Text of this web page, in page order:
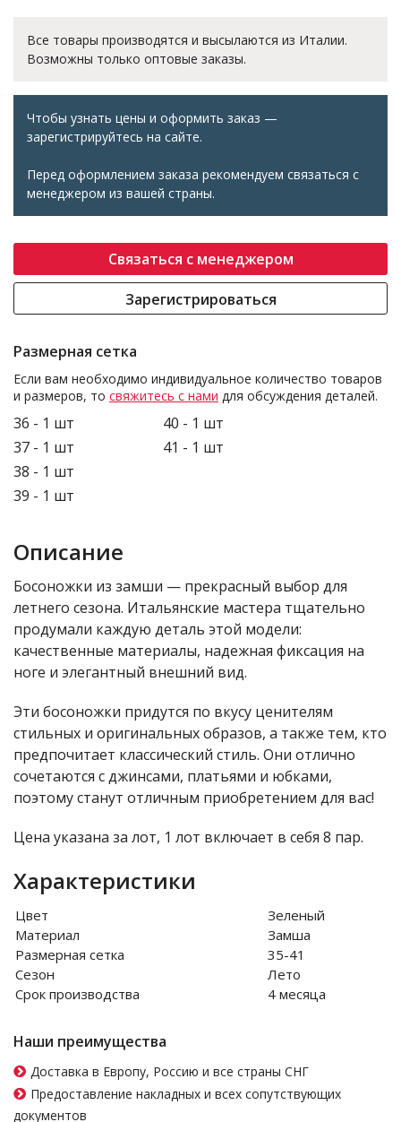
Все товары производятся и высылаются из Италии.
Возможны только оптовые заказы.
Чтобы узнать цены и оформить заказ —
зарегистрируйтесь на сайте.
Перед оформлением заказа рекомендуем связаться с
менеджером из вашей страны.
Связаться с менеджером
Зарегистрироваться
Размерная сетка
Если вам необходимо индивидуальное количество товаров
и размеров, то свяжитесь с нами для обсуждения деталей.
36 - 1 шт
37 - 1 шт
38 - 1 шт
39 - 1 шт
40 - 1 шт
41 - 1 шт
Описание
Босоножки из замши — прекрасный выбор для
летнего сезона. Итальянские мастера тщательно
продумали каждую деталь этой модели:
качественные материалы, надежная фиксация на
ноге и элегантный внешний вид.
Эти босоножки придутся по вкусу ценителям
стильных и оригинальных образов, а также тем, кто
предпочитает классический стиль. Они отлично
сочетаются с джинсами, платьями и юбками,
поэтому станут отличным приобретением для вас!
Цена указана за лот, 1 лот включает в себя 8 пар.
Характеристики
Цвет
Зеленый
Материал
Замша
Размерная сетка
35-41
Сезон
Лето
Срок производства
4 месяца
Наши преимущества
Доставка в Европу, Россию и все страны СНГ
Предоставление накладных и всех сопутствующих
документов